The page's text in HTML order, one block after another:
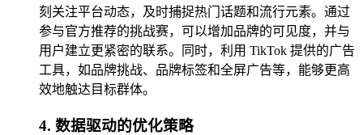
刻关注平台动态，及时捕捉热门话题和流行元素。通过
参与官方推荐的挑战赛，可以增加品牌的可见度，并与
用户建立更紧密的联系。同时，利用 TikTok 提供的广告
工具，如品牌挑战、品牌标签和全屏广告等，能够更高
效地触达目标群体。
4. 数据驱动的优化策略